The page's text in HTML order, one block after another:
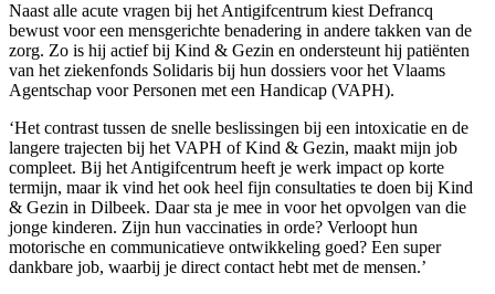
Naast alle acute vragen bij het Antigifcentrum kiest Defrancq
bewust voor een mensgerichte benadering in andere takken van de
zorg. Zo is hij actief bij Kind & Gezin en ondersteunt hij patiënten
van het ziekenfonds Solidaris bij hun dossiers voor het Vlaams
Agentschap voor Personen met een Handicap (VAPH).
‘Het contrast tussen de snelle beslissingen bij een intoxicatie en de
langere trajecten bij het VAPH of Kind & Gezin, maakt mijn job
compleet. Bij het Antigifcentrum heeft je werk impact op korte
termijn, maar ik vind het ook heel fijn consultaties te doen bij Kind
& Gezin in Dilbeek. Daar sta je mee in voor het opvolgen van die
jonge kinderen. Zijn hun vaccinaties in orde? Verloopt hun
motorische en communicatieve ontwikkeling goed? Een super
dankbare job, waarbij je direct contact hebt met de mensen.’